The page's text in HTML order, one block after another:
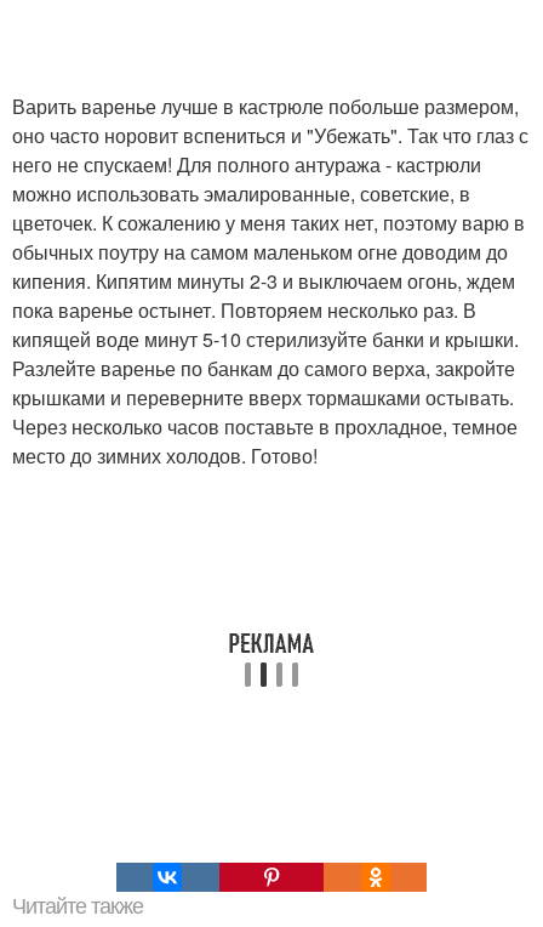
Варить варенье лучше в кастрюле побольше размером,
оно часто норовит вспениться и "Убежать". Так что глаз с
него не спускаем! Для полного антуража - кастрюли
можно использовать эмалированные, советские, в
цветочек. К сожалению у меня таких нет, поэтому варю в
обычных поутру на самом маленьком огне доводим до
кипения. Кипятим минуты 2-3 и выключаем огонь, ждем
пока варенье остынет. Повторяем несколько раз. В
кипящей воде минут 5-10 стерилизуйте банки и крышки.
Разлейте варенье по банкам до самого верха, закройте
крышками и переверните вверх тормашками остывать.
Через несколько часов поставьте в прохладное, темное
место до зимних холодов. Готово!
Читайте также